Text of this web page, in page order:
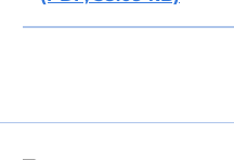
Lékárna